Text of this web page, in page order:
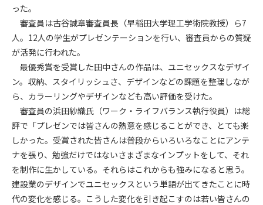
った。
審査員は古谷誠章審査員長（早稲田大学理工学術院教授）ら7
人。12人の学生がプレゼンテーションを行い、審査員からの質疑
が活発に行われた。
最優秀賞を受賞した田中さんの作品は、ユニセックスなデザイ
ン。収納、スタイリッシュさ、デザインなどの課題を整理しなが
ら、カラーリングやデザインなども高い評価を受けた。
審査員の浜田紗織氏（ワーク・ライフバランス執行役員）は総
評で「プレゼンでは皆さんの熱意を感じることができ、とても楽
しかった。受賞された皆さんは普段からいろいろなことにアンテ
ナを張り、勉強だけではないさまざまなインプットをして、それ
を制作に生かしている。それらはこれからも強みになると思う。
建設業のデザインでユニセックスという単語が出てきたことに時
代の変化を感じる。こうした変化を引き起こすのは若い皆さんの
(5) その他管理者が会員とすることを不適当と判断した場合
2. 管理者は承認後であっても承認した会員が前項の何れかに該
当することが判明した場合、会員資格を取り消すことがあり
ます。
第5条（IDおよびパスワードの管理）
1. 会員は申込の際に管理者が発行したIDおよびパスワードの使
用および管理について責任を負うものとします。
2. 会員は、自己のIDおよびパスワードを、貸与、譲渡、売買、
その他形態を問わず、第三者に利用させることはできませ
ん。
3. 会員は、IDおよびパスワードの管理不十分、使用上の過誤、
第三者（他の会員を含む）の使用等による損害について責任
を負うものとし、管理者は一切責任を負いません。